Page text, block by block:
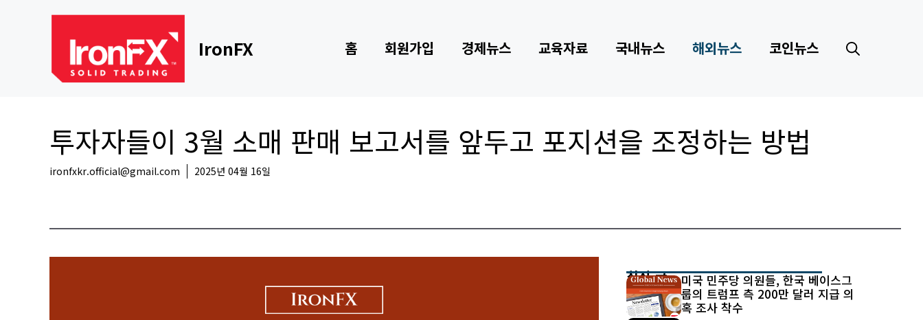
IronFX 홈 회원가입 경제뉴스 교육자료 국내뉴스 해외뉴스 코인뉴스
투자자들이 3월 소매 판매 보고서를 앞두고 포지션을 조정하는 방법
ironfxkr.official@gmail.com 2025년 04월 16일
최신 글
미국 민주당 의원들, 한국 베이스그
룹의 트럼프 측 200만 달러 지급 의
혹 조사 착수